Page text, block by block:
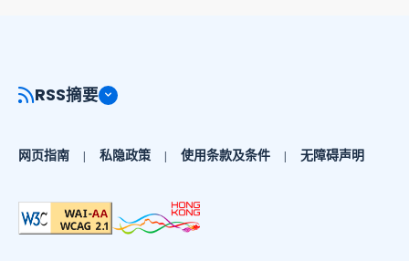
RSS摘要
网页指南 私隐政策 使用条款及条件 无障碍声明